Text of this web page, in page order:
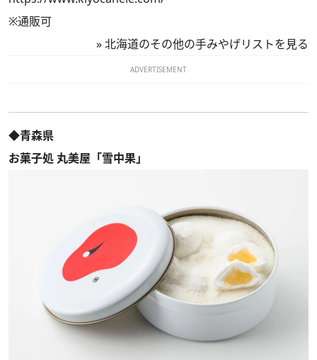
※通販可
»北海道のその他の手みやげリストを見る
ADVERTISEMENT
◆青森県
お菓子処 丸美屋「雪中果」